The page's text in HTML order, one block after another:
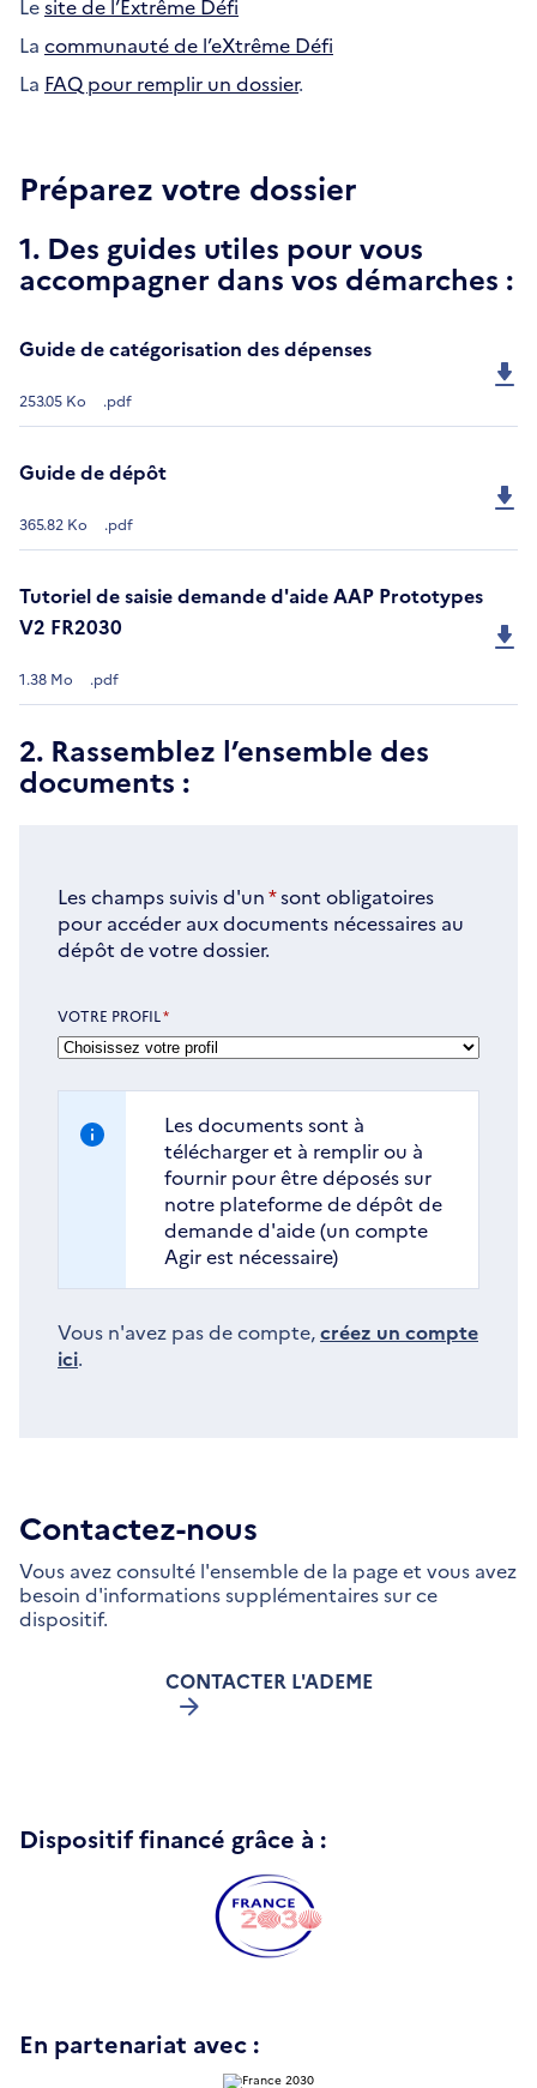
Lesite de l’Extrême Défi
La communauté de l’eXtrême Défi
La FAQ pour remplir un dossier.
Préparez votre dossier
1. Des guides utiles pour vous
accompagner dans vos démarches :
Guide de catégorisation des dépenses
253.05 Ko .pdf
Guide de dépôt
365.82 Ko .pdf
Tutoriel de saisie demande d'aide AAP Prototypes
V2 FR2030
1.38 Mo .pdf
2. Rassemblez l’ensemble des
documents :
Les champs suivis d'un*sont obligatoires
pour accéder aux documents nécessaires au
dépôt de votre dossier.
VOTRE PROFIL *
Les documents sont à
télécharger et à remplir ou à
fournir pour être déposés sur
notre plateforme de dépôt de
demande d'aide (un compte
Agir est nécessaire)
Vous n'avez pas de compte,créez un compte
ici.
Contactez-nous
Vous avez consulté l'ensemble de la page et vous avez
besoin d'informations supplémentaires sur ce
dispositif.
CONTACTER L'ADEME
Dispositif financé grâce à :
En partenariat avec :